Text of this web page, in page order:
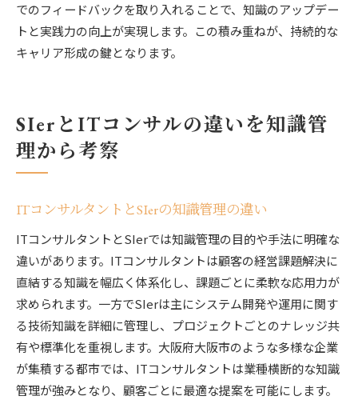
でのフィードバックを取り入れることで、知識のアップデー
トと実践力の向上が実現します。この積み重ねが、持続的な
キャリア形成の鍵となります。
SIerとITコンサルの違いを知識管
理から考察
ITコンサルタントとSIerの知識管理の違い
ITコンサルタントとSIerでは知識管理の目的や手法に明確な
違いがあります。ITコンサルタントは顧客の経営課題解決に
直結する知識を幅広く体系化し、課題ごとに柔軟な応用力が
求められます。一方でSIerは主にシステム開発や運用に関す
る技術知識を詳細に管理し、プロジェクトごとのナレッジ共
有や標準化を重視します。大阪府大阪市のような多様な企業
が集積する都市では、ITコンサルタントは業種横断的な知識
管理が強みとなり、顧客ごとに最適な提案を可能にします。